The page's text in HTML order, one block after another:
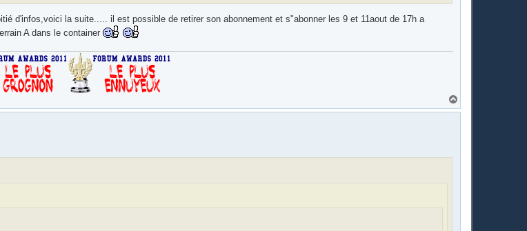
d'infos,voici la suite..... il est possible de retirer son abonnement et s"abonner les 9 et 11aout de 17h a
A dans le container
a